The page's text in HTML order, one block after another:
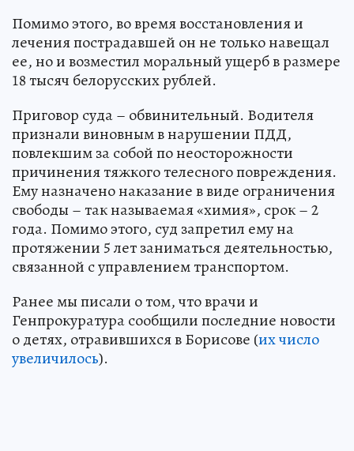
Помимо этого, во время восстановления и
лечения пострадавшей он не только навещал
ее, но и возместил моральный ущерб в размере
18 тысяч белорусских рублей.
Приговор суда – обвинительный. Водителя
признали виновным в нарушении ПДД,
повлекшим за собой по неосторожности
причинения тяжкого телесного повреждения.
Ему назначено наказание в виде ограничения
свободы – так называемая «химия», срок – 2
года. Помимо этого, суд запретил ему на
протяжении 5 лет заниматься деятельностью,
связанной с управлением транспортом.
Ранее мы писали о том, что врачи и
Генпрокуратура сообщили последние новости
о детях, отравившихся в Борисове (их число
увеличилось).